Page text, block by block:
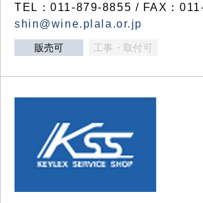
TEL：011-879-8855 / FAX：
shin@wine.plala.or.jp
販売可 工事・取付可